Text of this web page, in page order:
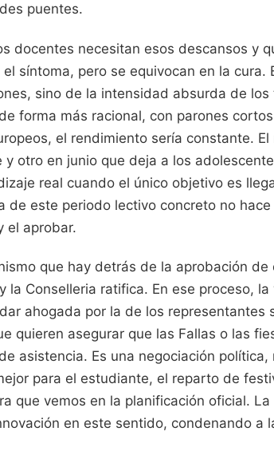
puentes.
docentes necesitan esos descansos y
síntoma, pero se equivocan en la cura.
sino de la intensidad absurda de los
forma más racional, con parones
el rendimiento sería constante.
otro en junio que deja a los
real cuando el único objetivo es
de este periodo lectivo concreto no
el aprobar.
que hay detrás de la aprobación de
la Conselleria ratifica. En ese proceso, la
ahogada por la de los representantes
quieren asegurar que las Fallas o las
asistencia. Es una negociación política,
para el estudiante, el reparto de
que vemos en la planificación oficial.
en este sentido, condenando a